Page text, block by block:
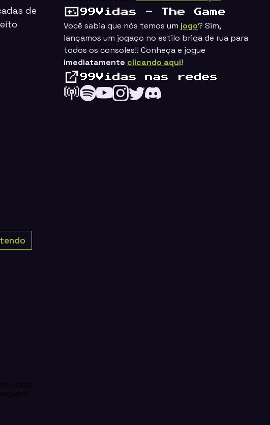
de
99Vidas - The Game
Você sabia que nós temos um jogo? Sim,
lançamos um jogaço no estilo briga de rua para
todos os consoles!! Conheça e jogue
imediatamente clicando aqui!
99Vidas nas redes